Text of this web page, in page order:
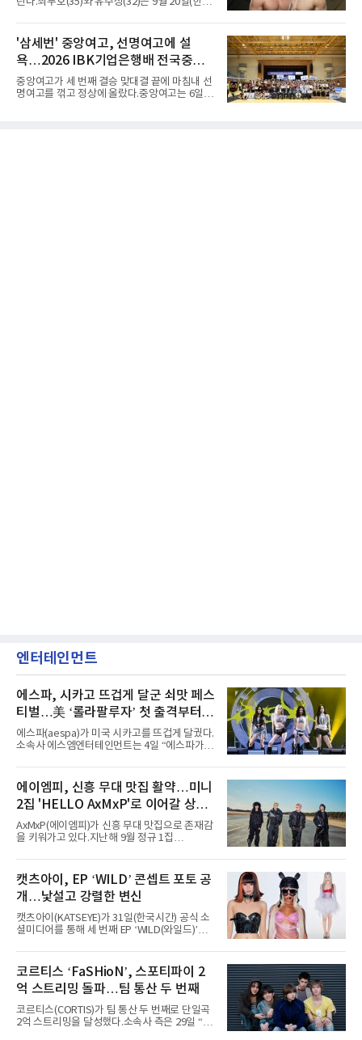
년 이진일(800ｍ)의 은메달 이후 박재홍, 박재
7번째 메달리스트가 됐다.승부는 막판에 갈렸
다. 3차 시기에서 20.31ｍ로 선
서 열리는 'UFC 331: 반 vs 판토자 2'에 출전해
각각 파트리시우 핏불(39·브라질), 마이클 애즈
웰 주니어(25·미국)와 맞선다.최두호의 목표는 8
년 만의 페더급 랭킹 재진입이다. 데뷔 후 3연속
KO승으로 11위까지 올랐던 그는 2018년 7월 순
위에서 빠졌고, 병역을 마치고 2023년 복귀한
뒤 1무에 이어 다시 3연속 KO승을 기록했다.상
'삼세번' 중앙여고, 선명여고에 설
욕…2026 IBK기업은행배 전국중고
배구대회 우승
중앙여고가 세 번째 결승 맞대결 끝에 마침내 선
명여고를 꺾고 정상에 올랐다.중앙여고는 6일
엔터테인먼트
에스파, 시카고 뜨겁게 달군 쇠맛 페스
티벌…美 ‘롤라팔루자’ 첫 출격부터
증명한 존재감
에스파(aespa)가 미국 시카고를 뜨겁게 달궜다.
소속사 에스엠엔터테인먼트는 4일 “에스파가
서 열린 ‘롤라팔루자 시카고’(Lollapalooza
Chicago)의 알리안츠 스테이지에 올랐다”며
“총 14곡으로 구성된 세트리스트를 선사, 데뷔 7
년 차다운 노련한 무대 매너와 파워풀한 에너지
로 현장의 분위기를 압도했다”고 밝혔다.1991
년 시작된 ‘롤라팔루자’는 8개 스테이지, 170여
팀의 아티스트와 40만 명 이상의 관객이 운집하
코르티스 등 K팝 스타들이 출연진 명단에 이름
을 올렸다.이날 에스파는
에이엠피, 신흥 무대 맛집 활약…미니
2집 'HELLO AxMxP'로 이어갈 상승
세
AxMxP(에이엠피)가 신흥 무대 맛집으로 존재감
을 키워가고 있다.지난해 9월 정규 1집
AxMxP는 데뷔 전부터 버스킹과 각종 페스티벌,
공연 무대에 오르며 실전 경험을 쌓아왔다.이들
은 소속사 패밀리 콘서트를 비롯해 '뷰티풀 민트
라이프 2025', '2025 부산국제록페스티벌' 등 대
형 무대에 잇달아 출연해 당찬 에너지와 풋풋한
매력으로 음악팬들의 눈도장을 찍었다.이후
AxMxP는 '카운트다운 판타지 2025-2026',
정적인 실력을 입증했고, 올해 '2026 어썸뮤직
페스티벌', '뷰티풀 민트 라이프 2026', '2026
캣츠아이, EP ‘WILD’ 콘셉트 포토 공
개…낯설고 강렬한 변신
캣츠아이(KATSEYE)가 31일(한국시간) 공식 소
셜미디어를 통해 세 번째 EP ‘WILD(와일드)’의
heart(와일드 하트)’라는 제목이 붙은 콘셉트 포
토에는 멤버들의 본능적이고 야성적인 면모가
강렬하게 담겼다. 짙은 아이섀도와 푸른빛·금빛·
붉은빛의 컬러 렌즈가 비현실적인 분위기를 자
아내고, 여러 원색이 불규칙하게 뒤섞인 멀티컬
러 헤어와 과감한 블루·블랙 립 메이크업이 낯설
고도 매혹적인 비주얼을 완성했다.스타일링 역
코르티스 ‘FaSHioN’, 스포티파이 2
억 스트리밍 돌파…팀 통산 두 번째
코르티스(CORTIS)가 팀 통산 두 번째로 단일곡
2억 스트리밍을 달성했다.소속사 측은 29일 “코